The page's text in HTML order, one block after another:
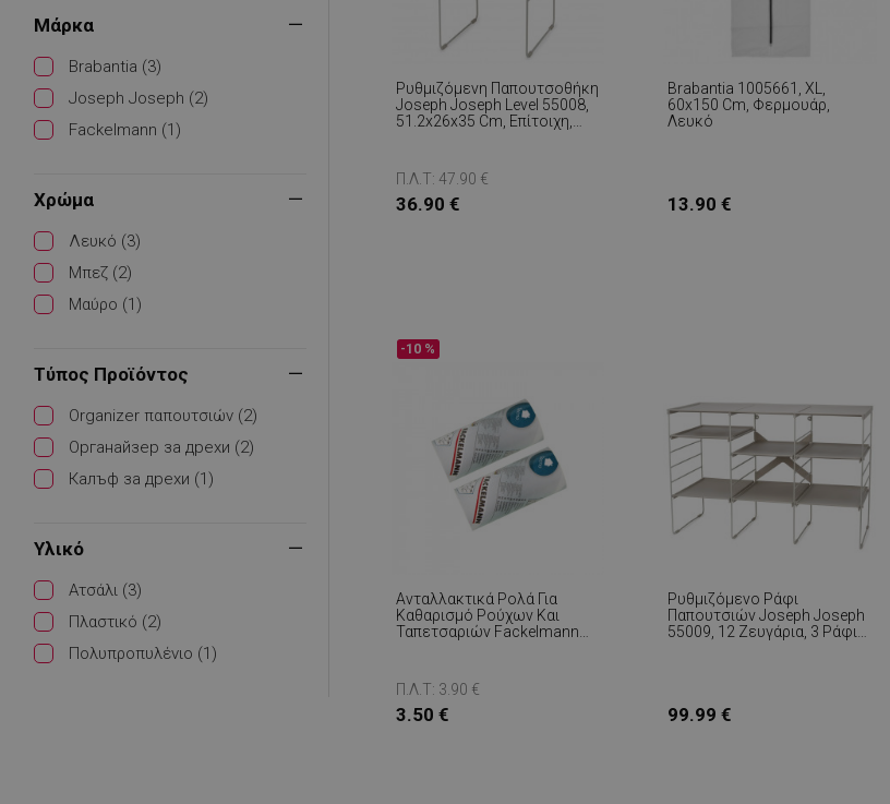
Μάρκα
Brabantia (3)
Joseph Joseph (2)
Fackelmann (1)
Χρώμα
Λευκό (3)
Μπεζ (2)
Μαύρο (1)
Τύπος Προϊόντος
Organizer παπουτσιών (2)
Органайзер за дрехи (2)
Калъф за дрехи (1)
Υλικό
Ατσάλι (3)
Πλαστικό (2)
Πολυπροπυλένιο (1)
Ρυθμιζόμενη Παπουτσοθήκη
Joseph Joseph Level 55008,
51.2x26x35 Cm, Επίτοιχη,
Π.Λ.Τ: 47.90 €
36.90 €
Brabantia 1005661, XL,
60x150 Cm, Φερμουάρ,
Λευκό
13.90 €
Ανταλλακτικά Ρολά Για
Καθαρισμό Ρούχων Και
Ταπετσαριών Fackelmann
-10 %
Π.Λ.Τ: 3.90 €
3.50 €
Ρυθμιζόμενο Ράφι
Παπουτσιών Joseph Joseph
55009, 12 Ζευγάρια, 3 Ράφια,
99.99 €